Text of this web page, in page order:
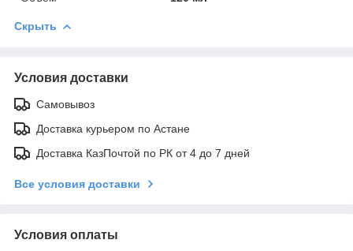
Скрыть
Условия доставки
Самовывоз
Доставка курьером по Астане
Доставка КазПочтой по РК от 4 до 7 дней
Все условия доставки
Условия оплаты